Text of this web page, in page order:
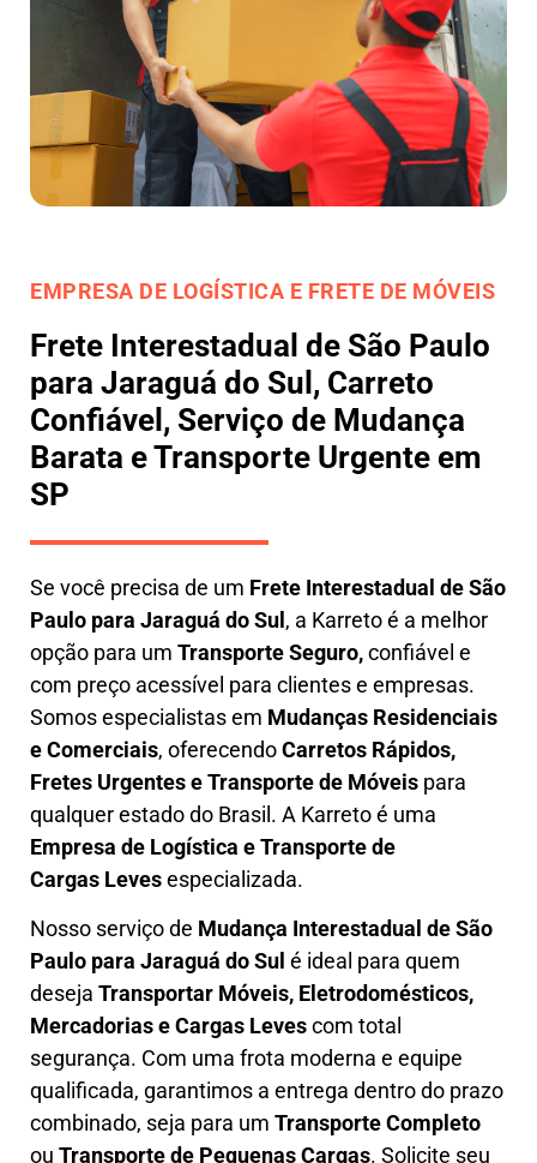
EMPRESA DE LOGÍSTICA E FRETE DE MÓVEIS
Frete Interestadual de São Paulo
para Jaraguá do Sul, Carreto
Confiável, Serviço de Mudança
Barata e Transporte Urgente em
SP
Se você precisa de um Frete Interestadual de São
Paulo para Jaraguá do Sul , a Karreto é a melhor
opção para um Transporte Seguro,confiável e
com preço acessível para clientes e empresas.
Somos especialistas em Mudanças Residenciais
e Comerciais, oferecendoCarretos Rápidos,
Fretes Urgentes e Transporte de Móveis para
qualquer estado do Brasil. A Karretoé uma
Empresa de Logística e Transporte de
Cargas Levesespecializada.
Nosso serviço de Mudança Interestadual de São
Paulo para Jaraguá do Sul é ideal para quem
deseja Transportar Móveis, Eletrodomésticos,
Mercadorias e Cargas Levescom total
segurança. Com uma frota moderna e equipe
qualificada, garantimos a entrega dentro do prazo
combinado, seja para um Transporte Completo
ou Transporte de Pequenas Cargas. Solicite seu